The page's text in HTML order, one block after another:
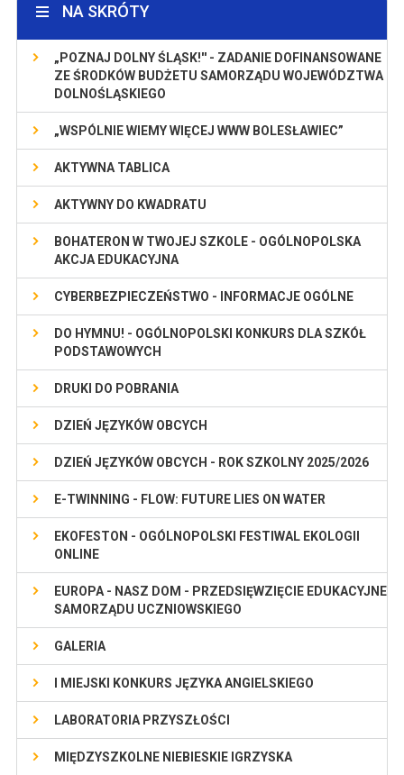
NA SKRÓTY
„POZNAJ DOLNY ŚLĄSK!'' - ZADANIE DOFINANSOWANE
ZE ŚRODKÓW BUDŻETU SAMORZĄDU WOJEWÓDZTWA
DOLNOŚLĄSKIEGO
„WSPÓLNIE WIEMY WIĘCEJ WWW BOLESŁAWIEC”
AKTYWNA TABLICA
AKTYWNY DO KWADRATU
BOHATERON W TWOJEJ SZKOLE - OGÓLNOPOLSKA
AKCJA EDUKACYJNA
CYBERBEZPIECZEŃSTWO - INFORMACJE OGÓLNE
DO HYMNU! - OGÓLNOPOLSKI KONKURS DLA SZKÓŁ
PODSTAWOWYCH
DRUKI DO POBRANIA
DZIEŃ JĘZYKÓW OBCYCH
DZIEŃ JĘZYKÓW OBCYCH - ROK SZKOLNY 2025/2026
E-TWINNING - FLOW: FUTURE LIES ON WATER
EKOFESTON - OGÓLNOPOLSKI FESTIWAL EKOLOGII
ONLINE
EUROPA - NASZ DOM - PRZEDSIĘWZIĘCIE EDUKACYJNE
SAMORZĄDU UCZNIOWSKIEGO
GALERIA
I MIEJSKI KONKURS JĘZYKA ANGIELSKIEGO
LABORATORIA PRZYSZŁOŚCI
MIĘDZYSZKOLNE NIEBIESKIE IGRZYSKA